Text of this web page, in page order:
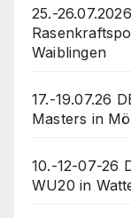
25.-
Waiblingen
17.-19.07.26
Masters in
10.-12-07-26
WU20 in